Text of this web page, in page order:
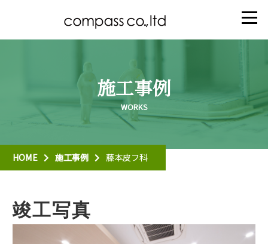
施工事例
HOME 施工事例 藤本皮フ科
竣工写真